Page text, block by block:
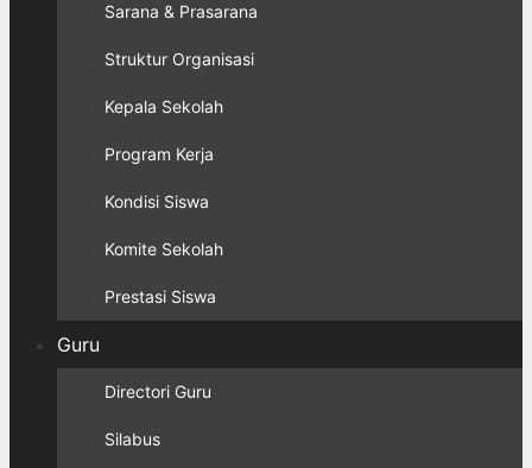
Sarana & Prasarana
Struktur Organisasi
Kepala Sekolah
Program Kerja
Kondisi Siswa
Komite Sekolah
Prestasi Siswa
Guru
Directori Guru
Silabus